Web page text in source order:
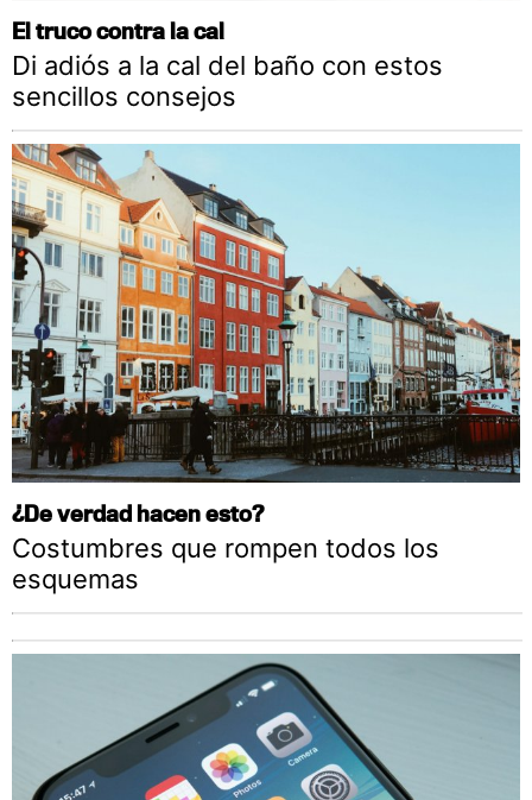
El truco contra la cal
Di adiós a la cal del baño con estos
sencillos consejos
¿De verdad hacen esto?
Costumbres que rompen todos los
esquemas